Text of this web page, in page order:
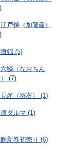
戸錦（加藤産）
錦 (5)
鱗（なおちん
(7)
産（羽衣） (1)
ダルマ (1)
新春初売り (6)